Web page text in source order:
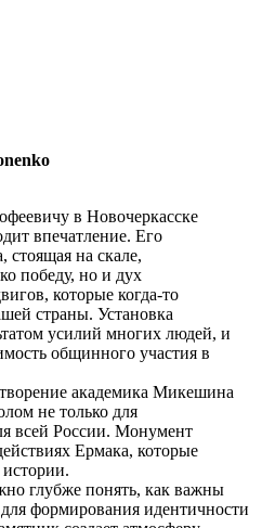
в Новочеркасске
впечатление. Его
стоящая на скале,
победу, но и дух
которые когда-то
страны. Установка
усилий многих людей, и
общинного участия в
академика Микешина
не только для
всей России. Монумент
Ермака, которые
глубже понять, как важны
формирования идентичности